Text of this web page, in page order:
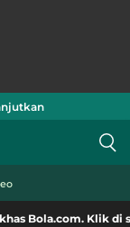
Klik di sini!